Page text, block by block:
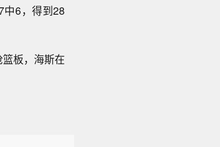
6，得到28
板，海斯在